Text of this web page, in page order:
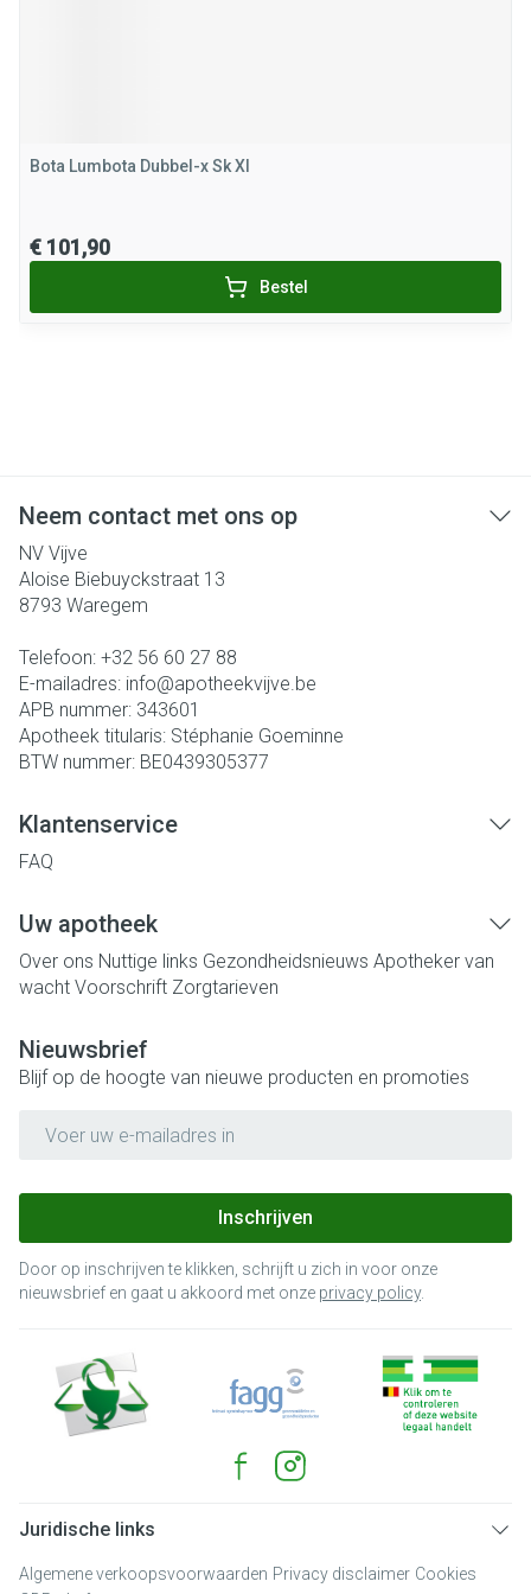
Bota Lumbota Dubbel-x Sk Xl
€ 101,90
Bestel
Neem contact met ons op
NV Vijve
Aloise Biebuyckstraat 13
8793 Waregem
Telefoon: +32 56 60 27 88
E-mailadres: info@apotheekvijve.be
APB nummer: 343601
Apotheek titularis: Stéphanie Goeminne
BTW nummer: BE0439305377
Klantenservice
FAQ
Uw apotheek
Over ons Nuttige links Gezondheidsnieuws Apotheker van
wacht Voorschrift Zorgtarieven
Nieuwsbrief
Blijf op de hoogte van nieuwe producten en promoties
Inschrijven
Door op inschrijven te klikken, schrijft u zich in voor onze
nieuwsbrief en gaat u akkoord met onze privacy policy.
Juridische links
Algemene verkoopsvoorwaarden Privacy disclaimer Cookies